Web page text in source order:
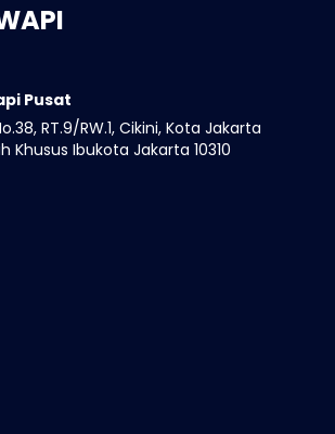
Pusat
RT.9/RW.1, Cikini, Kota Jakarta
Khusus Ibukota Jakarta 10310